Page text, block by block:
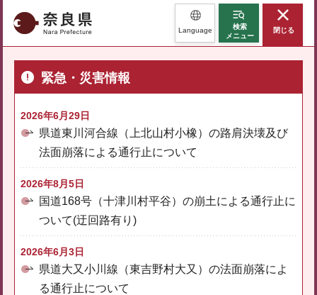
奈良県 Language
検索
メニュー
閉じる
緊急・災害情報
2026年6月29日
県道東川河合線（上北山村小橡）の路肩決壊及び
法面崩落による通行止について
2026年8月5日
国道168号（十津川村平谷）の崩土による通行止に
ついて(迂回路有り)
2026年6月3日
県道大又小川線（東吉野村大又）の法面崩落によ
る通行止について